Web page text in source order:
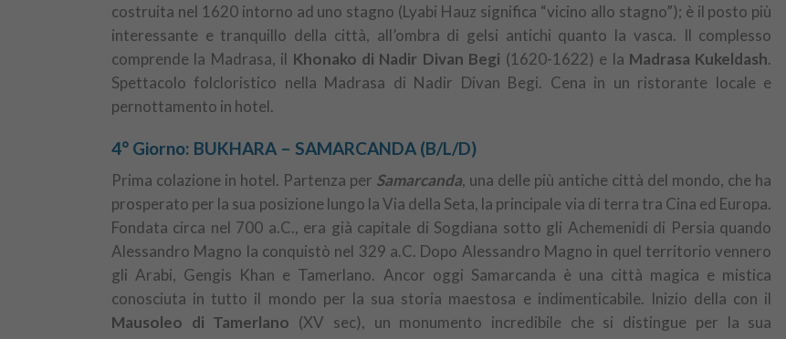
costruita nel 1620 intorno ad uno stagno (Lyabi Hauz significa “vicino allo stagno”); è il posto più
interessante e tranquillo della città, all’ombra di gelsi antichi quanto la vasca. Il complesso
comprende la Madrasa, il Khonako di Nadir Divan Begi (1620-1622) e la Madrasa Kukeldash.
Spettacolo folcloristico nella Madrasa di Nadir Divan Begi. Cena in un ristorante locale e
pernottamento in hotel.
4° Giorno: BUKHARA – SAMARCANDA (B/L/D)
Prima colazione in hotel. Partenza per Samarcanda, una delle più antiche città del mondo, che ha
prosperato per la sua posizione lungo la Via della Seta, la principale via di terra tra Cina ed Europa.
Fondata circa nel 700 a.C., era già capitale di Sogdiana sotto gli Achemenidi di Persia quando
Alessandro Magno la conquistò nel 329 a.C. Dopo Alessandro Magno in quel territorio vennero
gli Arabi, Gengis Khan e Tamerlano. Ancor oggi Samarcanda è una città magica e mistica
conosciuta in tutto il mondo per la sua storia maestosa e indimenticabile. Inizio della con il
Mausoleo di Tamerlano (XV sec), un monumento incredibile che si distingue per la sua